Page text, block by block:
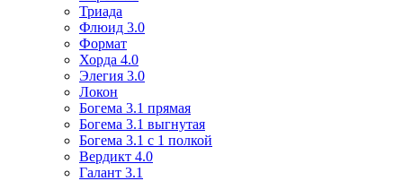
Триада
Флюид 3.0
Формат
Хорда 4.0
Элегия 3.0
Локон
Богема 3.1 прямая
Богема 3.1 выгнутая
Богема 3.1 с 1 полкой
Вердикт 4.0
Галант 3.1